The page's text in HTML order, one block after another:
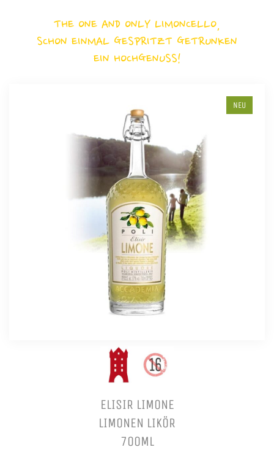
THE ONE AND ONLY LIMONCELLO,
SCHON EINMAL GESPRITZT GETRUNKEN
EIN HOCHGENUSS!
NEU
ELISIR LIMONE
LIMONEN LIKÖR
700ML